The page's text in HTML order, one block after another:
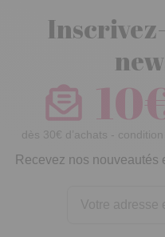
dès 30€ d’achats -
Recevez nos nouveautés